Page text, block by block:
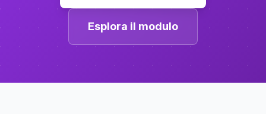
Esplora il modulo